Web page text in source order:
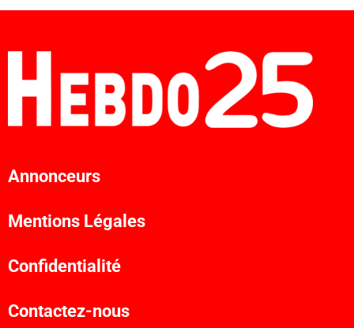
Annonceurs
Mentions Légales
Confidentialité
Contactez-nous